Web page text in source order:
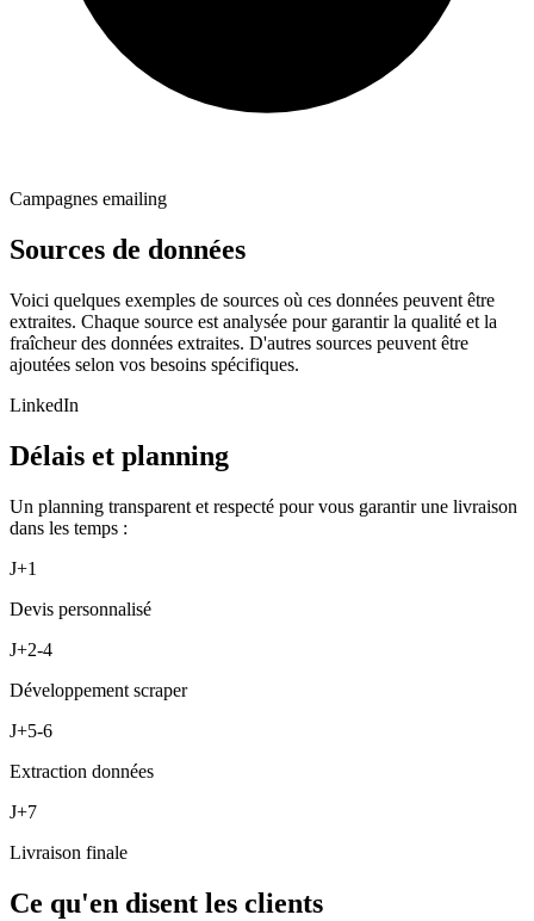
Campagnes emailing
Sources de données
Voici quelques exemples de sources où ces données peuvent être
extraites. Chaque source est analysée pour garantir la qualité et la
fraîcheur des données extraites. D'autres sources peuvent être
ajoutées selon vos besoins spécifiques.
LinkedIn
Délais et planning
Un planning transparent et respecté pour vous garantir une livraison
dans les temps :
J+1
Devis personnalisé
J+2-4
Développement scraper
J+5-6
Extraction données
J+7
Livraison finale
Ce qu'en disent les clients